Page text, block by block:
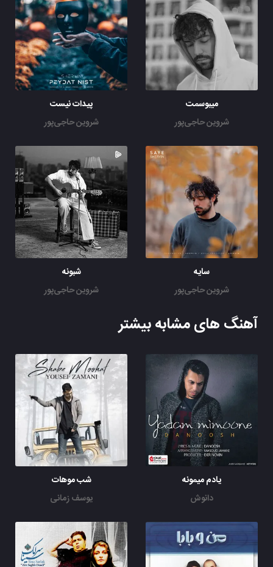
میبوسمت
شروین حاجی‌پور
پیدات نیست
شروین حاجی‌پور
سایه
شروین حاجی‌پور
شبونه
شروین حاجی‌پور
آهنگ های مشابه بیشتر
یادم میمونه
دانوش
شب موهات
یوسف زمانی